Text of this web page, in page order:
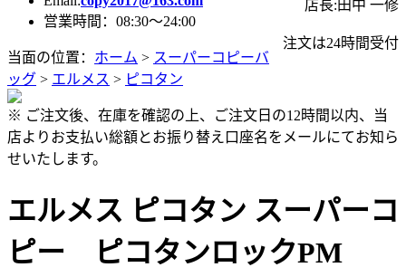
店長:田中 一修
営業時間：08:30～24:00
注文は24時間受付
当面の位置： ホーム > スーパーコピーバ
ッグ > エルメス > ピコタン
※ ご注文後、在庫を確認の上、ご注文日の12時間以内、当
店よりお支払い総額とお振り替え口座名をメールにてお知ら
せいたします。
エルメス ピコタン スーパーコ
ピー ピコタンロックPM